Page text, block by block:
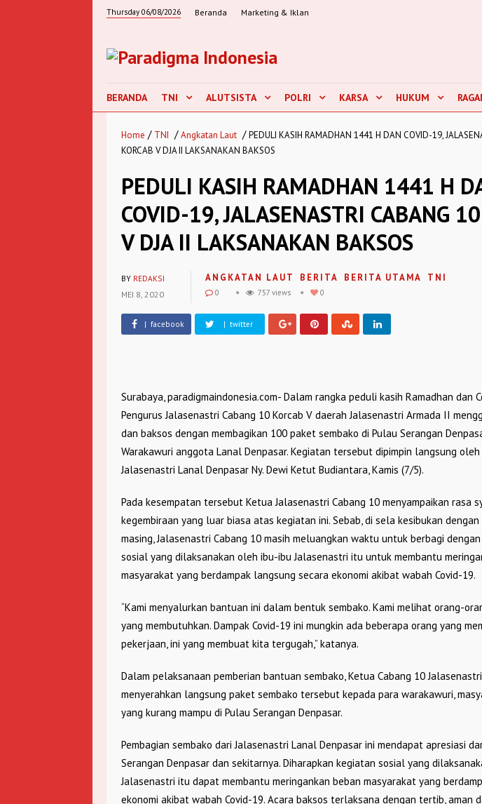
Thursday 06/08/2026 Beranda Marketing & Iklan
BERANDA TNI ALUTSISTA POLRI KARSA HUKUM
Home / TNI / Angkatan Laut / PEDULI KASIH RAMADHAN 1441 H DAN COVID-19,
KORCAB V DJA II LAKSANAKAN BAKSOS
PEDULI KASIH RAMADHAN 1441 H
COVID-19, JALASENASTRI CABANG
V DJA II LAKSANAKAN BAKSOS
BY REDAKSI
MEI 8, 2020
ANGKATAN LAUT BERITA BERITA UTAMA TNI
0 757 views 0
| facebook | twitter
Surabaya, paradigmaindonesia.com- Dalam rangka peduli kasih Ramadhan dan
Pengurus Jalasenastri Cabang 10 Korcab V daerah Jalasenastri Armada II
dan baksos dengan membagikan 100 paket sembako di Pulau Serangan
Warakawuri anggota Lanal Denpasar. Kegiatan tersebut dipimpin langsung
Jalasenastri Lanal Denpasar Ny. Dewi Ketut Budiantara, Kamis (7/5).
Pada kesempatan tersebut Ketua Jalasenastri Cabang 10 menyampaikan rasa
kegembiraan yang luar biasa atas kegiatan ini. Sebab, di sela kesibukan
masing, Jalasenastri Cabang 10 masih meluangkan waktu untuk berbagi
sosial yang dilaksanakan oleh ibu-ibu Jalasenastri itu untuk membantu
masyarakat yang berdampak langsung secara ekonomi akibat wabah Covid-19.
“Kami menyalurkan bantuan ini dalam bentuk sembako. Kami melihat orang-
yang membutuhkan. Dampak Covid-19 ini mungkin ada beberapa orang yang
pekerjaan, ini yang membuat kita tergugah,” katanya.
Dalam pelaksanaan pemberian bantuan sembako, Ketua Cabang 10
menyerahkan langsung paket sembako tersebut kepada para warakawuri,
yang kurang mampu di Pulau Serangan Denpasar.
Pembagian sembako dari Jalasenastri Lanal Denpasar ini mendapat apresiasi
Serangan Denpasar dan sekitarnya. Diharapkan kegiatan sosial yang
Jalasenastri itu dapat membantu meringankan beban masyarakat yang
ekonomi akibat wabah Covid-19. Acara baksos terlaksana dengan tertib, aman